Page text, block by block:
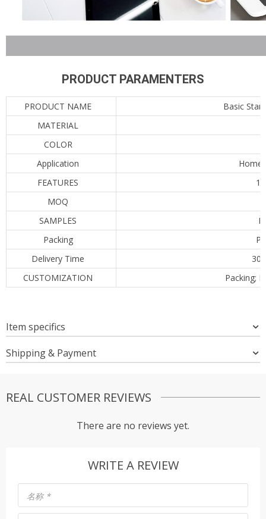
PRODUCT PARAMENTERS
PRODUCT NAME
Basic
MATERIAL
COLOR
Application
Home
FEATURES
MOQ
SAMPLES
Packing
Delivery Time
CUSTOMIZATION
Packing;
Item specifics
Shipping & Payment
REAL CUSTOMER REVIEWS
There are no reviews yet.
WRITE A REVIEW
名称 *